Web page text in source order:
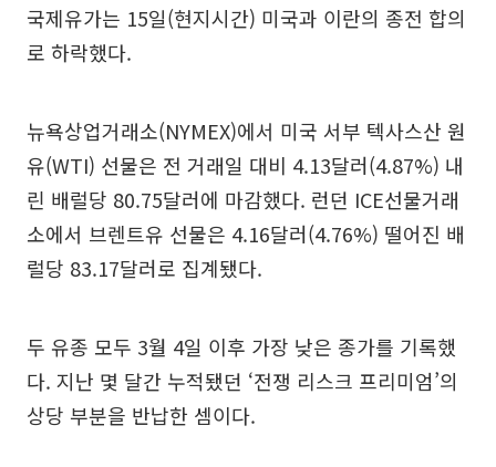
국제유가는 15일(현지시간) 미국과 이란의 종전 합의
로 하락했다.
뉴욕상업거래소(NYMEX)에서 미국 서부 텍사스산 원
유(WTI) 선물은 전 거래일 대비 4.13달러(4.87%) 내
린 배럴당 80.75달러에 마감했다. 런던 ICE선물거래
소에서 브렌트유 선물은 4.16달러(4.76%) 떨어진 배
럴당 83.17달러로 집계됐다.
두 유종 모두 3월 4일 이후 가장 낮은 종가를 기록했
다. 지난 몇 달간 누적됐던 ‘전쟁 리스크 프리미엄’의
상당 부분을 반납한 셈이다.